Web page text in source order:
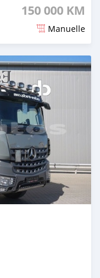
150 000 KM
Manuelle